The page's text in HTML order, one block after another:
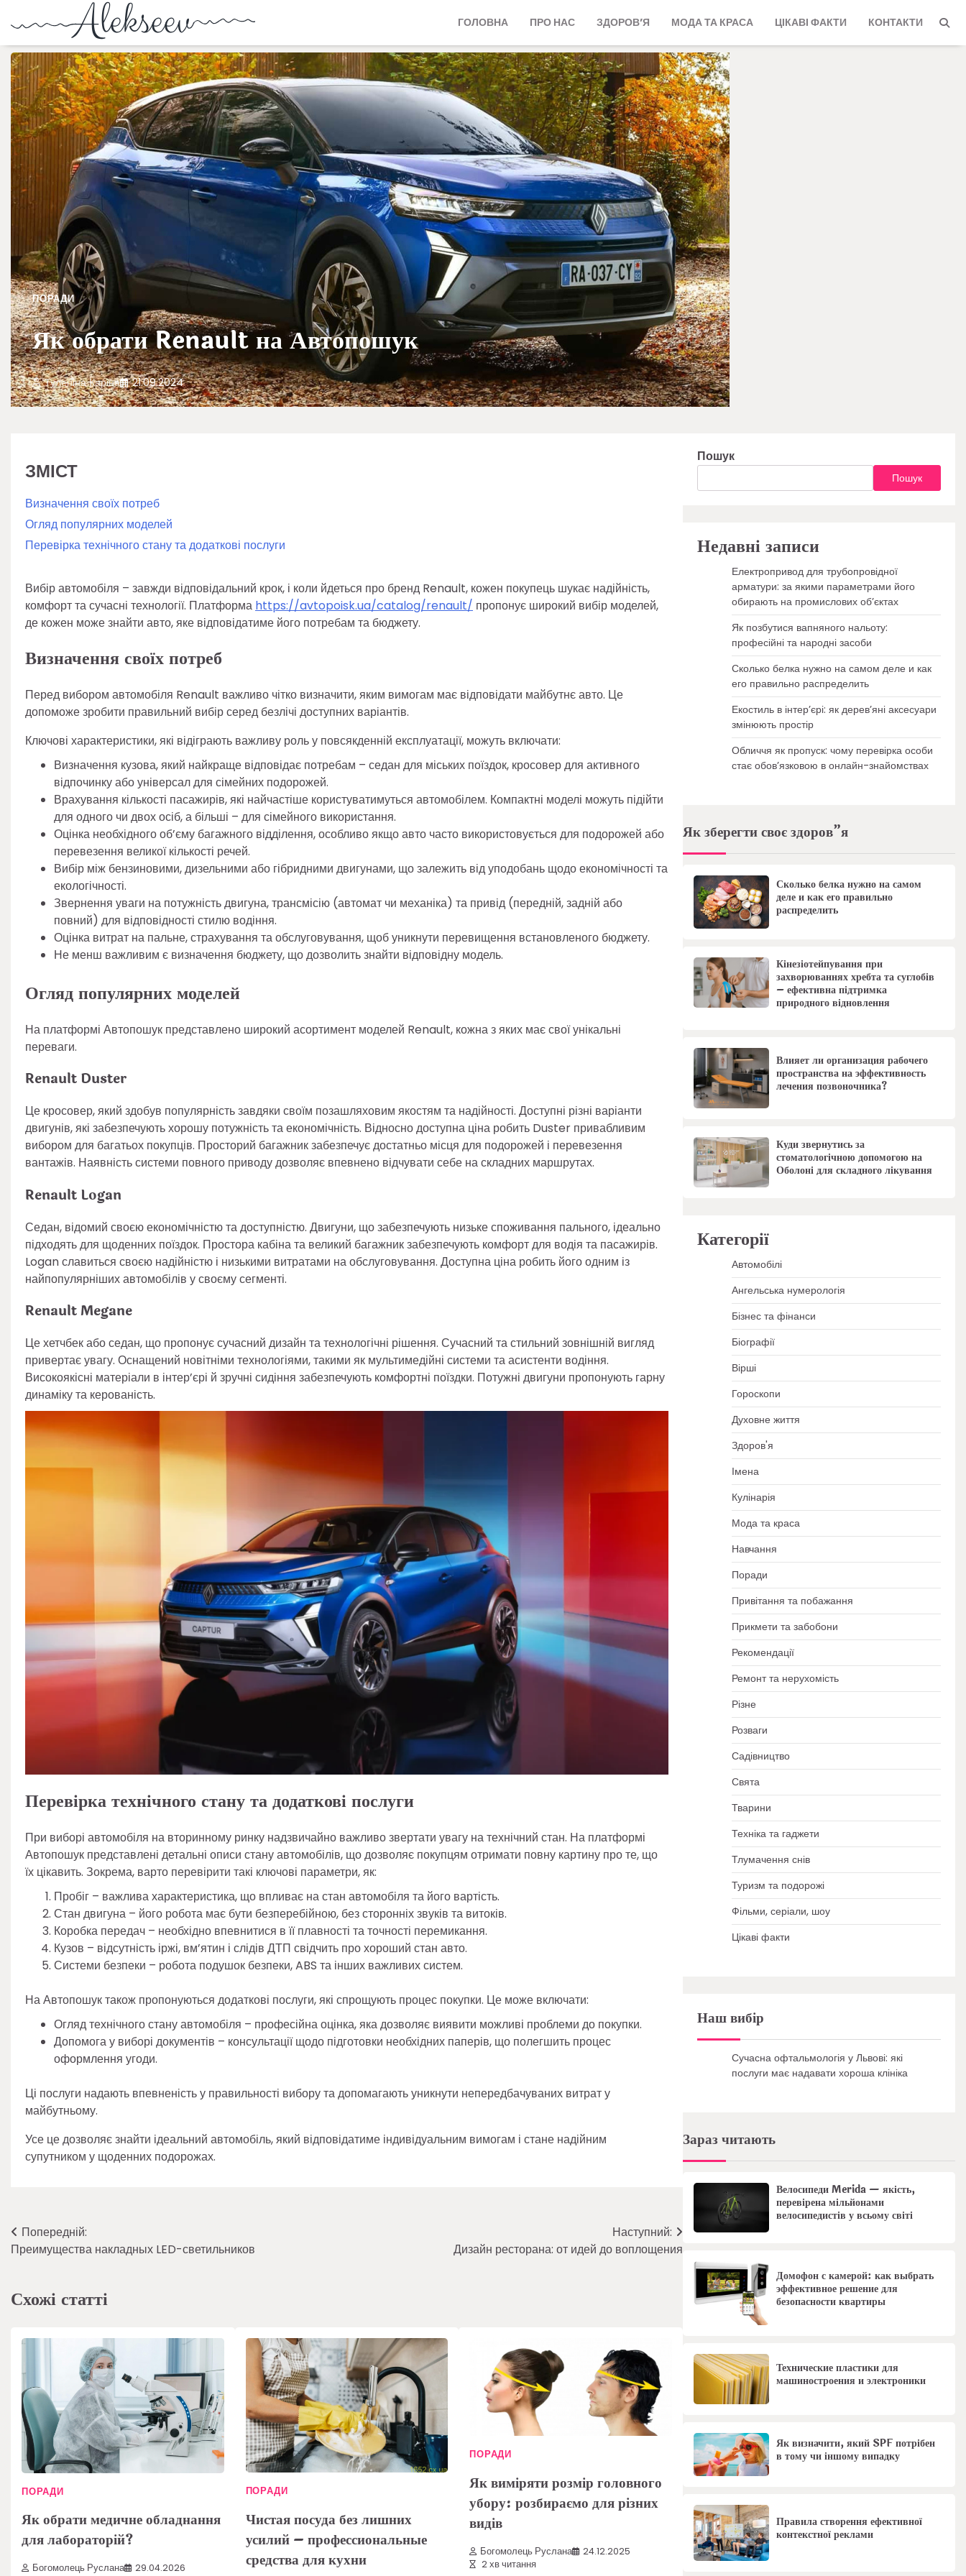
ГОЛОВНА ПРО НАС ЗДОРОВ’Я МОДА ТА КРАСА ЦІКАВІ ФАКТИ КОНТАКТИ
ПОРАДИ
Як обрати Renault на Автопошук
Туленіна Каріна 21.09.2024
ЗМІСТ
Визначення своїх потреб
Огляд популярних моделей
Перевірка технічного стану та додаткові послуги
Вибір автомобіля – завжди відповідальний крок, і коли йдеться про бренд Renault, кожен покупець шукає надійність,
комфорт та сучасні технології. Платформа https://avtopoisk.ua/catalog/renault/ пропонує широкий вибір моделей,
де кожен може знайти авто, яке відповідатиме його потребам та бюджету.
Визначення своїх потреб
Перед вибором автомобіля Renault важливо чітко визначити, яким вимогам має відповідати майбутнє авто. Це
допоможе зробити правильний вибір серед безлічі доступних варіантів.
Ключові характеристики, які відіграють важливу роль у повсякденній експлуатації, можуть включати:
Визначення кузова, який найкраще відповідає потребам – седан для міських поїздок, кросовер для активного
відпочинку або універсал для сімейних подорожей.
Врахування кількості пасажирів, які найчастіше користуватимуться автомобілем. Компактні моделі можуть підійти
для одного чи двох осіб, а більші – для сімейного використання.
Оцінка необхідного об’єму багажного відділення, особливо якщо авто часто використовується для подорожей або
перевезення великої кількості речей.
Вибір між бензиновими, дизельними або гібридними двигунами, що залежить від уподобань щодо економічності та
екологічності.
Звернення уваги на потужність двигуна, трансмісію (автомат чи механіка) та привід (передній, задній або
повний) для відповідності стилю водіння.
Оцінка витрат на пальне, страхування та обслуговування, щоб уникнути перевищення встановленого бюджету.
Не менш важливим є визначення бюджету, що дозволить знайти відповідну модель.
Огляд популярних моделей
На платформі Автопошук представлено широкий асортимент моделей Renault, кожна з яких має свої унікальні
переваги.
Renault Duster
Це кросовер, який здобув популярність завдяки своїм позашляховим якостям та надійності. Доступні різні варіанти
двигунів, які забезпечують хорошу потужність та економічність. Відносно доступна ціна робить Duster привабливим
вибором для багатьох покупців. Просторий багажник забезпечує достатньо місця для подорожей і перевезення
вантажів. Наявність системи повного приводу дозволяє впевнено відчувати себе на складних маршрутах.
Renault Logan
Седан, відомий своєю економічністю та доступністю. Двигуни, що забезпечують низьке споживання пального, ідеально
підходять для щоденних поїздок. Простора кабіна та великий багажник забезпечують комфорт для водія та пасажирів.
Logan славиться своєю надійністю і низькими витратами на обслуговування. Доступна ціна робить його одним із
найпопулярніших автомобілів у своєму сегменті.
Renault Megane
Це хетчбек або седан, що пропонує сучасний дизайн та технологічні рішення. Сучасний та стильний зовнішній вигляд
привертає увагу. Оснащений новітніми технологіями, такими як мультимедійні системи та асистенти водіння.
Високоякісні матеріали в інтер’єрі й зручні сидіння забезпечують комфортні поїздки. Потужні двигуни пропонують гарну
динаміку та керованість.
Перевірка технічного стану та додаткові послуги
При виборі автомобіля на вторинному ринку надзвичайно важливо звертати увагу на технічний стан. На платформі
Автопошук представлені детальні описи стану автомобілів, що дозволяє покупцям отримати повну картину про те, що
їх цікавить. Зокрема, варто перевірити такі ключові параметри, як:
Пробіг – важлива характеристика, що впливає на стан автомобіля та його вартість.
Стан двигуна – його робота має бути безперебійною, без сторонніх звуків та витоків.
Коробка передач – необхідно впевнитися в її плавності та точності перемикання.
Кузов – відсутність іржі, вм’ятин і слідів ДТП свідчить про хороший стан авто.
Системи безпеки – робота подушок безпеки, ABS та інших важливих систем.
На Автопошук також пропонуються додаткові послуги, які спрощують процес покупки. Це може включати:
Огляд технічного стану автомобіля – професійна оцінка, яка дозволяє виявити можливі проблеми до покупки.
Допомога у виборі документів – консультації щодо підготовки необхідних паперів, що полегшить процес
оформлення угоди.
Ці послуги надають впевненість у правильності вибору та допомагають уникнути непередбачуваних витрат у
майбутньому.
Усе це дозволяє знайти ідеальний автомобіль, який відповідатиме індивідуальним вимогам і стане надійним
супутником у щоденних подорожах.
Навігація
записів
Попередній:
Преимущества накладных LED-светильников
Наступний:
Дизайн ресторана: от идей до воплощения
Схожі статті
ПОРАДИ
Як обрати медичне обладнання
для лабораторій?
Богомолець Руслана
29.04.2026
ПОРАДИ
Чистая посуда без лишних
усилий – профессиональные
средства для кухни
ПОРАДИ
Як виміряти розмір головного
убору: розбираємо для різних
видів
Богомолець Руслана
24.12.2025
2 хв читання
Пошук
Пошук
Недавні записи
Електропривод для трубопровідної
арматури: за якими параметрами його
обирають на промислових об’єктах
Як позбутися вапняного нальоту:
професійні та народні засоби
Сколько белка нужно на самом деле и как
его правильно распределить
Екостиль в інтер’єрі: як дерев’яні аксесуари
змінюють простір
Обличчя як пропуск: чому перевірка особи
стає обов’язковою в онлайн-знайомствах
Як зберегти своє здоров”я
Сколько белка нужно на самом
деле и как его правильно
распределить
Кінезіотейпування при
захворюваннях хребта та суглобів
– ефективна підтримка
природного відновлення
Влияет ли организация рабочего
пространства на эффективность
лечения позвоночника?
Куди звернутись за
стоматологічною допомогою на
Оболоні для складного лікування
Категорії
Автомобілі
Ангельська нумерологія
Бізнес та фінанси
Біографії
Вірші
Гороскопи
Духовне життя
Здоров'я
Імена
Кулінарія
Мода та краса
Навчання
Поради
Привітання та побажання
Прикмети та забобони
Рекомендації
Ремонт та нерухомість
Різне
Розваги
Садівництво
Свята
Тварини
Техніка та гаджети
Тлумачення снів
Туризм та подорожі
Фільми, серіали, шоу
Цікаві факти
Наш вибір
Сучасна офтальмологія у Львові: які
послуги має надавати хороша клініка
Зараз читають
Велосипеди Merida — якість,
перевірена мільйонами
велосипедистів у всьому світі
Домофон с камерой: как выбрать
эффективное решение для
безопасности квартиры
Технические пластики для
машиностроения и электроники
Як визначити, який SPF потрібен
в тому чи іншому випадку
Правила створення ефективної
контекстної реклами